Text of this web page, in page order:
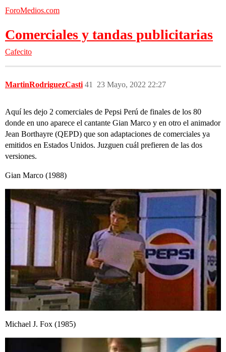
ForoMedios.com
Comerciales y tandas publicitarias
Cafecito
MartinRodriguezCasti 23 Mayo, 2022 22:27
41
Aquí les dejo 2 comerciales de Pepsi Perú de finales de los 80
donde en uno aparece el cantante Gian Marco y en otro el animador
Jean Borthayre (QEPD) que son adaptaciones de comerciales ya
emitidos en Estados Unidos. Juzguen cuál prefieren de las dos
versiones.
Gian Marco (1988)
Michael J. Fox (1985)